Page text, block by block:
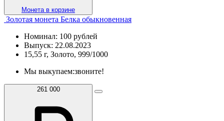
Монета в корзине
Золотая монета Белка обыкновенная
Номинал: 100 рублей
Выпуск: 22.08.2023
15,55 г, Золото, 999/1000
Мы выкупаем:звоните!
261 000